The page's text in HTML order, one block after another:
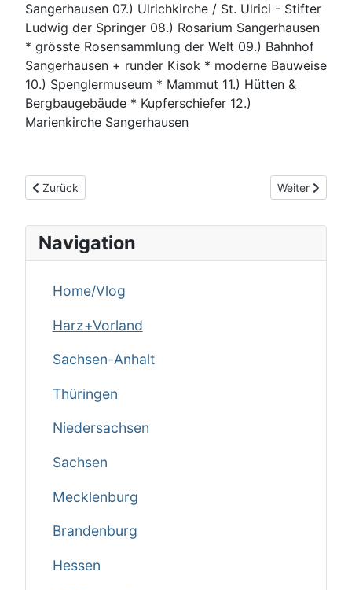
Navigation
Home/Vlog
Harz+Vorland
Sachsen-Anhalt
Thüringen
Niedersachsen
Sachsen
Mecklenburg
Brandenburg
Hessen
Sangerhausen 07.) Ulrichkirche / St. Ulrici - Stifter
Ludwig der Springer 08.) Rosarium Sangerhausen
* grösste Rosensammlung der Welt 09.) Bahnhof
Sangerhausen + runder Kisok * moderne Bauweise
10.) Spenglermuseum * Mammut 11.) Hütten &
Bergbaugebäude * Kupferschiefer 12.)
Marienkirche Sangerhausen
Vorheriger Beitrag: Halberstadt
Zurück Nächster
Weiter